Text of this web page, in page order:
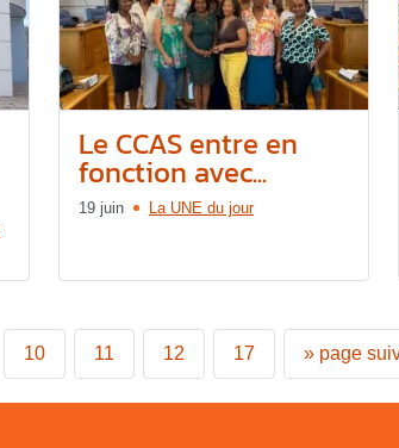
Le CCAS entre en
fonction avec...
19 juin La UNE du jour
10 11 12 17 » page